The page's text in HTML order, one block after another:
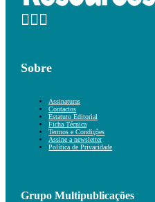
Sobre
Assinaturas
Contactos
Estatuto Editorial
Ficha Técnica
Termos e Condições
Assine a newsletter
Política de Privacidade
Grupo Multipublicações